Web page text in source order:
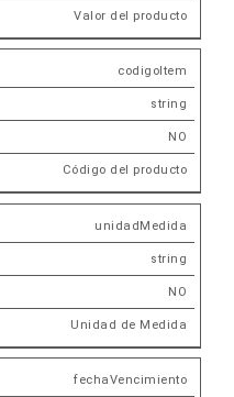
Valor del producto
codigoItem
string
NO
Código del producto
unidadMedida
string
NO
Unidad de Medida
fechaVencimiento